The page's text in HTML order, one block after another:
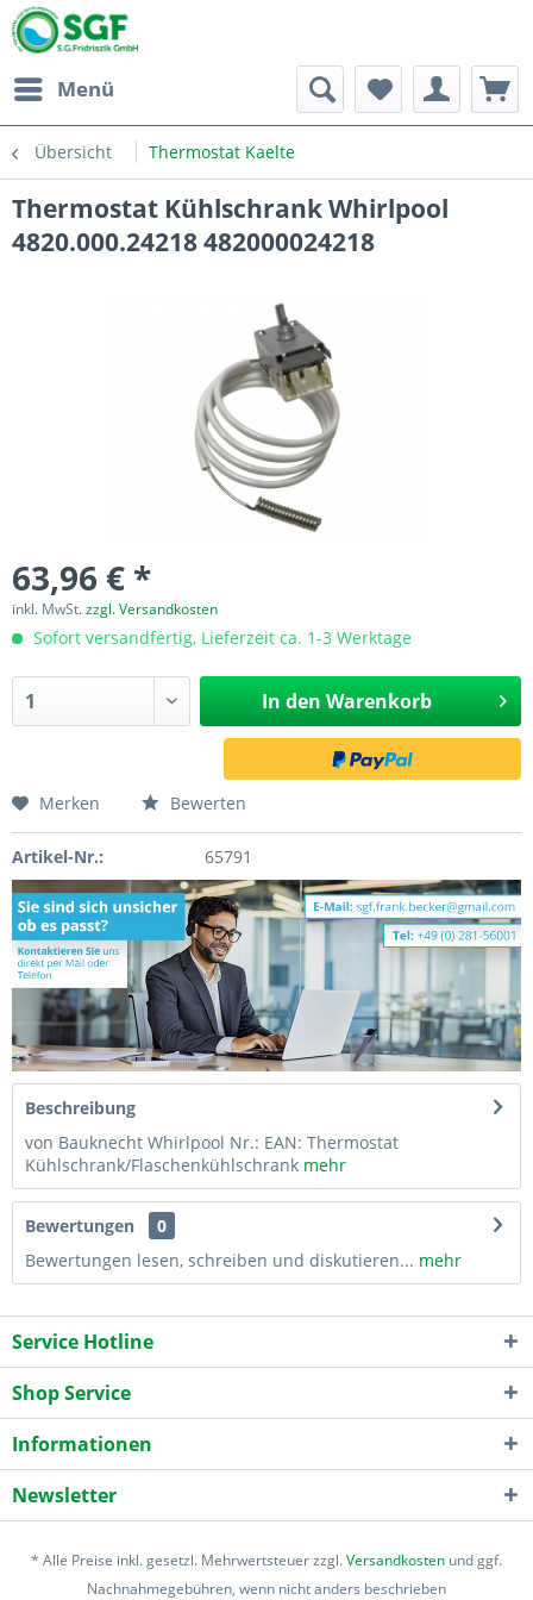
Menü
Übersicht Thermostat Kaelte
Thermostat Kühlschrank Whirlpool
4820.000.24218 482000024218
63,96 € *
inkl. MwSt.zzgl. Versandkosten
Sofort versandfertig, Lieferzeit ca. 1-3 Werktage
In den Warenkorb
Merken Bewerten
Artikel-Nr.: 65791
Beschreibung
von Bauknecht Whirlpool Nr.: EAN: Thermostat
Kühlschrank/Flaschenkühlschrank mehr
Bewertungen
0
Bewertungen lesen, schreiben und diskutieren... mehr
Service Hotline
Shop Service
Informationen
Newsletter
* Alle Preise inkl. gesetzl. Mehrwertsteuer zzgl.Versandkosten und ggf.
Nachnahmegebühren, wenn nicht anders beschrieben